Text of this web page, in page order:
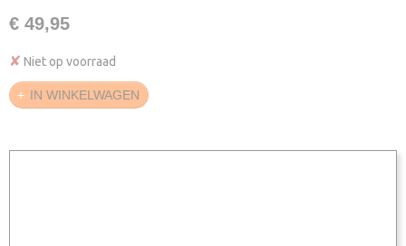
€ 49,95
✘ Niet op voorraad
IN WINKELWAGEN